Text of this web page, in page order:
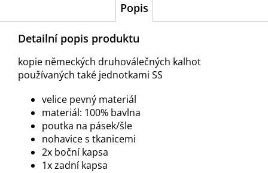
Popis
Detailní popis produktu
kopie německých druhoválečných kalhot
používaných také jednotkami SS
velice pevný materiál
materiál: 100% bavlna
poutka na pásek/šle
nohavice s tkanicemi
2x boční kapsa
1x zadní kapsa